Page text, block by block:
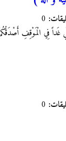
غَداً فِي الْمَوْقِفِ